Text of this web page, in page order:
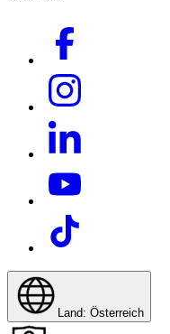
Land: Österreich